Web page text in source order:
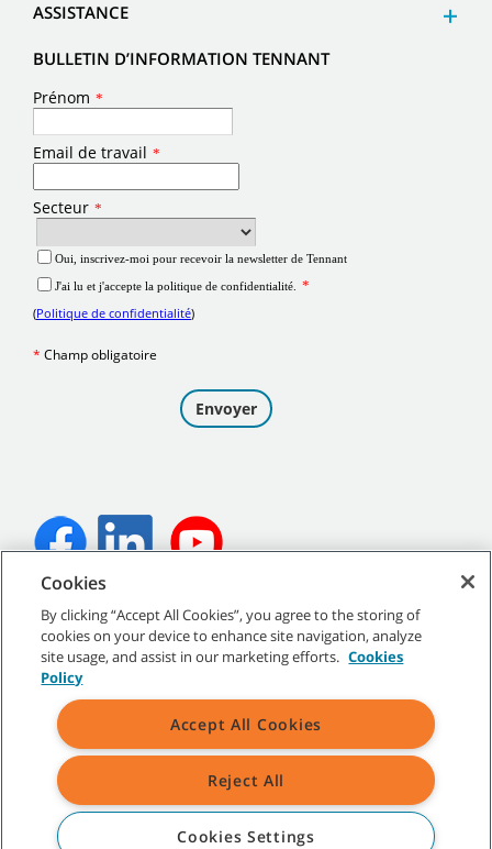
ASSISTANCE
BULLETIN D’INFORMATION TENNANT
©2026Tennant Company. Tous droits réservés.
Plan du site Conditions d’utilisation
Conditions de vente
Toutes les marques de commerce et tous les logos de Tennant
indiqués sont la propriété de Tennant Company et/ou de ses
Cookies
By clicking “Accept All Cookies”, you agree to the storing of
cookies on your device to enhance site navigation, analyze
site usage, and assist in our marketing efforts. Cookies
Policy
Accept All Cookies
Reject All
Cookies Settings